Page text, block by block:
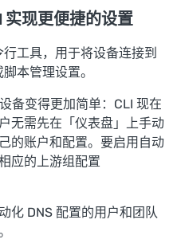
现更便捷的设置
工具，用于将设备连接到
本管理设置。
备变得更加简单：CLI 现在
无需先在「仪表盘」上手动
的账户和配置。要启用自动
应的上游组配置
化 DNS 配置的用户和团队